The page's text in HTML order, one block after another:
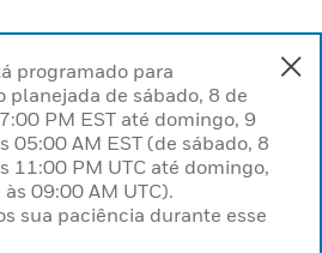
programado para
planejada de sábado, 8 de
PM EST até domingo, 9
05:00 AM EST (de sábado, 8
11:00 PM UTC até domingo,
09:00 AM UTC).
sua paciência durante esse